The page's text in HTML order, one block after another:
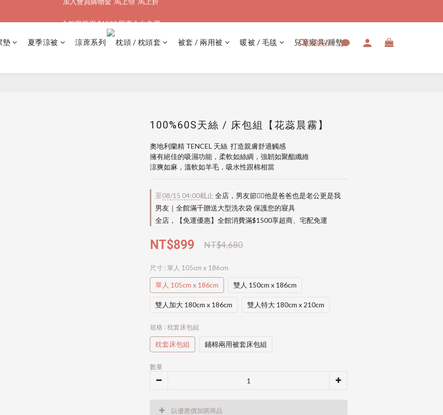
加入會員購物金  馬上領  馬上折
找商品
墊 夏季涼被 涼蓆系列 枕頭 / 枕頭套 被套 / 兩用被 暖被 / 毛毯 兒童寢具/睡墊
100%60S天絲 / 床包組【花蕊晨霧】
奧地利蘭精 TENCEL 天絲  打造親膚舒適觸感
擁有絕佳的吸濕功能，柔軟如絲綢，強韌如聚酯纖維
涼爽如麻，溫軟如羊毛，吸水性跟棉相當
至08/15 04:00截止 全店，男友節👱‍♂️他是爸爸也是老公更是我
男友｜全館滿千贈送大型洗衣袋 保護您的寢具
全店，【免運優惠】全館消費滿$1500享超商、宅配免運
NT$4,680
NT$899
尺寸 : 單人 105cm x 186cm
單人 105cm x 186cm 雙人 150cm x 186cm
雙人加大 180cm x 186cm 雙人特大 180cm x 210cm
規格 : 枕套床包組
枕套床包組 鋪棉兩用被套床包組
數量
以優惠價加購商品